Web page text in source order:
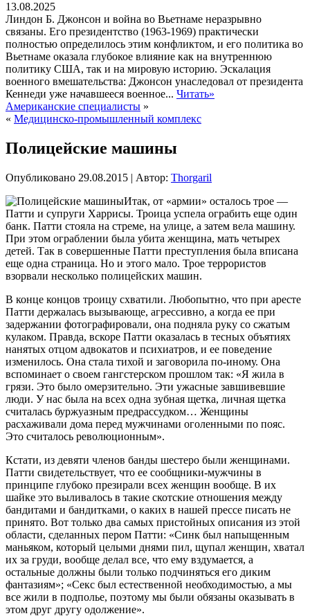
13.08.2025
Линдон Б. Джонсон и война во Вьетнаме неразрывно
связаны. Его президентство (1963-1969) практически
полностью определилось этим конфликтом, и его политика во
Вьетнаме оказала глубокое влияние как на внутреннюю
политику США, так и на мировую историю. Эскалация
военного вмешательства: Джонсон унаследовал от президента
Кеннеди уже начавшееся военное... Читать»
Американские специалисты »
« Медицинско-промышленный комплекс
Полицейские машины
Опубликовано 29.08.2015 | Автор: Thorgaril
Итак, от «армии» осталось трое —
Патти и супруги Харрисы. Троица успела ограбить еще один
банк. Патти стояла на стреме, на улице, а затем вела машину.
При этом ограблении была убита женщина, мать четырех
детей. Так в совершенные Патти преступления была вписана
еще одна страница. Но и этого мало. Трое террористов
взорвали несколько полицейских машин.
В конце концов троицу схватили. Любопытно, что при аресте
Патти держалась вызывающе, агрессивно, а когда ее при
задержании фотографировали, она подняла руку со сжатым
кулаком. Правда, вскоре Патти оказалась в тесных объятиях
нанятых отцом адвокатов и психиатров, и ее поведение
изменилось. Она стала тихой и заговорила по-иному. Она
вспоминает о своем гангстерском прошлом так: «Я жила в
грязи. Это было омерзительно. Эти ужасные завшивевшие
люди. У нас была на всех одна зубная щетка, личная щетка
считалась буржуазным предрассудком… Женщины
расхаживали дома перед мужчинами оголенными по пояс.
Это считалось революционным».
Кстати, из девяти членов банды шестеро были женщинами.
Патти свидетельствует, что ее сообщники-мужчины в
принципе глубоко презирали всех женщин вообще. В их
шайке это выливалось в такие скотские отношения между
бандитами и бандитками, о каких в нашей прессе писать не
принято. Вот только два самых пристойных описания из этой
области, сделанных пером Патти: «Синк был напыщенным
маньяком, который целыми днями пил, щупал женщин, хватал
их за груди, вообще делал все, что ему вздумается, а
остальные должны были только подчиняться его диким
фантазиям»; «Секс был естественной необходимостью, а мы
все жили в подполье, поэтому мы были обязаны оказывать в
этом друг другу одолжение».